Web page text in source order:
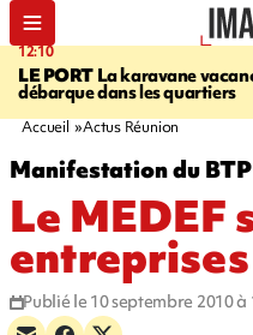
12:10
LE PORT La karavane
débarque dans les quartiers
Accueil Actus Réunion
Manifestation du BTP
Le MEDEF
entreprises
Publié le 10 septembre 2010 à